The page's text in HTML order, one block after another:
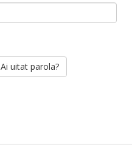
Ai uitat parola?